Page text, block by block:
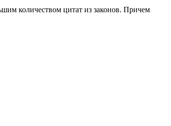
количеством цитат из законов. Причем